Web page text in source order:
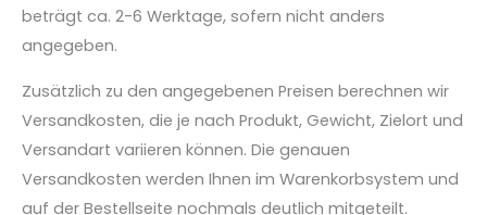
beträgt ca. 2-6 Werktage, sofern nicht anders
angegeben.
Zusätzlich zu den angegebenen Preisen berechnen wir
Versandkosten, die je nach Produkt, Gewicht, Zielort und
Versandart variieren können. Die genauen
Versandkosten werden Ihnen im Warenkorbsystem und
auf der Bestellseite nochmals deutlich mitgeteilt.